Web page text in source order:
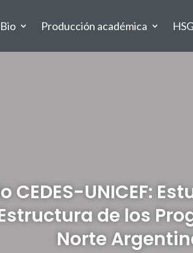
Bio Producción académica HSG
CEDES-UNICEF:
de los
Norte